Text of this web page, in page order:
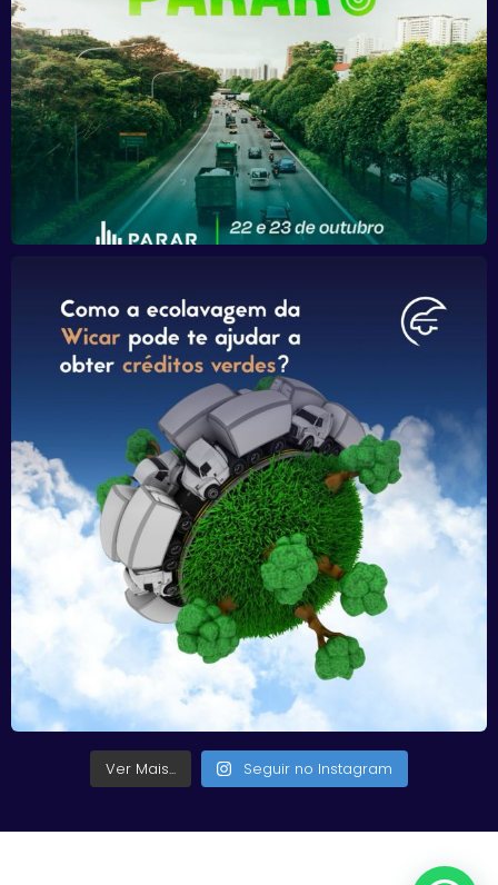
Ver Mais... Seguir no Instagram